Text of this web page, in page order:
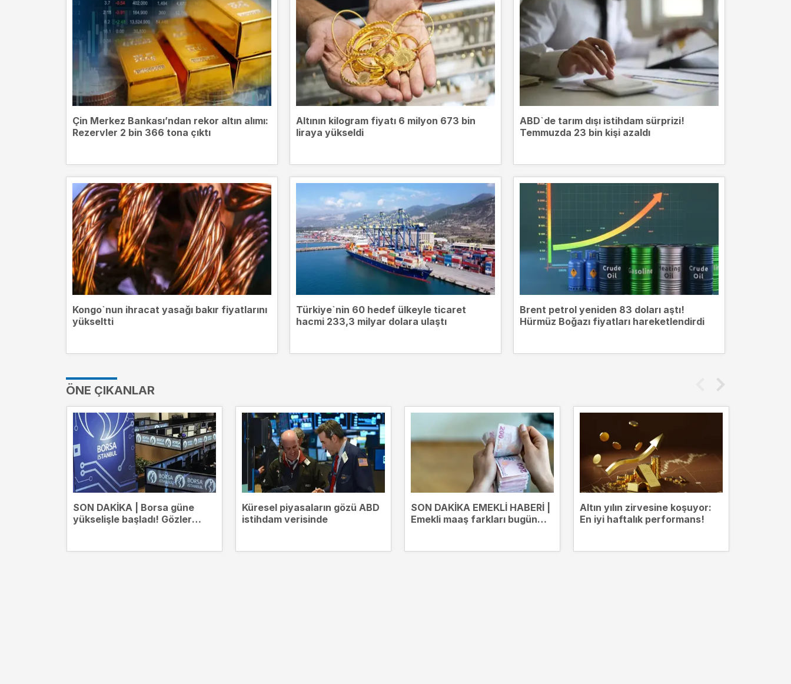
Çin Merkez Bankası’ndan rekor altın alımı:
Rezervler 2 bin 366 tona çıktı
Altının kilogram fiyatı 6 milyon 673 bin
liraya yükseldi
ABD`de tarım dışı istihdam sürprizi!
Temmuzda 23 bin kişi azaldı
Kongo`nun ihracat yasağı bakır fiyatlarını
yükseltti
Türkiye`nin 60 hedef ülkeyle ticaret
hacmi 233,3 milyar dolara ulaştı
Brent petrol yeniden 83 doları aştı!
Hürmüz Boğazı fiyatları hareketlendirdi
ÖNE ÇIKANLAR
SON DAKİKA | Borsa güne
yükselişle başladı! Gözler
Küresel piyasaların gözü ABD
istihdam verisinde
SON DAKİKA EMEKLİ HABERİ |
Emekli maaş farkları bugün
Altın yılın zirvesine koşuyor:
En iyi haftalık performans!